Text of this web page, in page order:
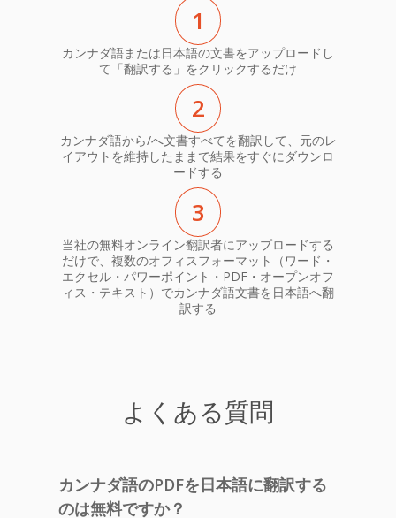
1
カンナダ語または日本語の文書をアップロードし
て「翻訳する」をクリックするだけ
2
カンナダ語から/へ文書すべてを翻訳して、元のレ
イアウトを維持したままで結果をすぐにダウンロ
ードする
3
当社の無料オンライン翻訳者にアップロードする
だけで、複数のオフィスフォーマット（ワード・
エクセル・パワーポイント・PDF・オープンオフ
ィス・テキスト）でカンナダ語文書を日本語へ翻
訳する
よくある質問
カンナダ語のPDFを日本語に翻訳する
のは無料ですか？